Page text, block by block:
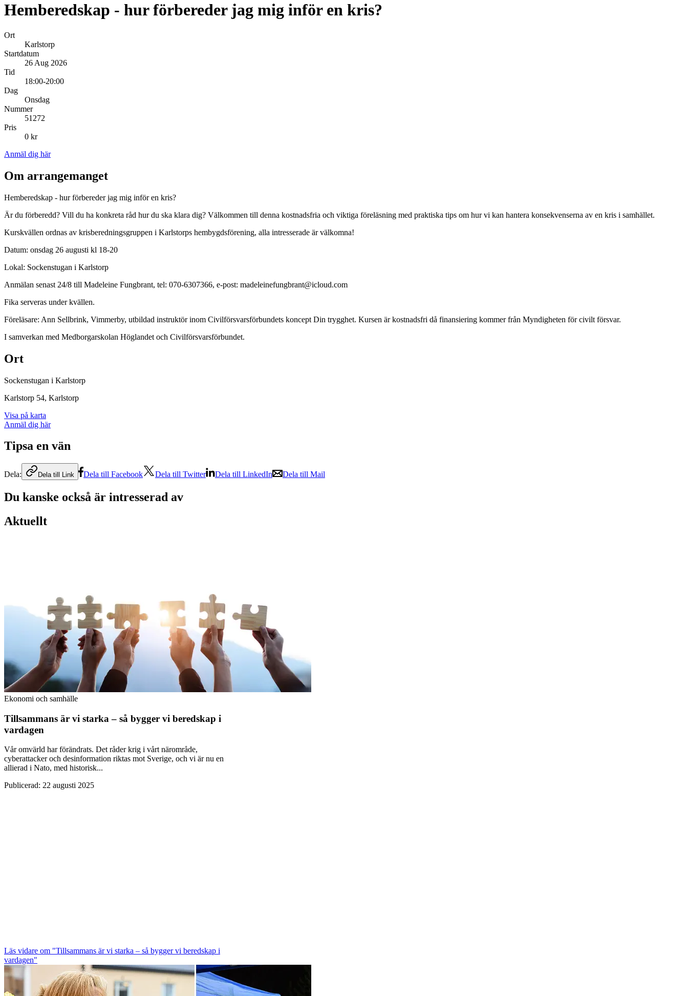
Hemberedskap - hur förbereder jag mig inför en kris?
Ort
Karlstorp
Startdatum
26 Aug 2026
Tid
18:00-20:00
Dag
Onsdag
Nummer
51272
Pris
0 kr
Anmäl dig här
Om arrangemanget
Hemberedskap - hur förbereder jag mig inför en kris?
Är du förberedd? Vill du ha konkreta råd hur du ska klara dig? Välkommen till denna kostnadsfria och viktiga föreläsning med praktiska tips om hur vi kan hantera konsekvenserna av en kris i samhället.
Kurskvällen ordnas av krisberedningsgruppen i Karlstorps hembygdsförening, alla intresserade är välkomna!
Datum: onsdag 26 augusti kl 18-20
Lokal: Sockenstugan i Karlstorp
Anmälan senast 24/8 till Madeleine Fungbrant, tel: 070-6307366, e-post: madeleinefungbrant@icloud.com
Fika serveras under kvällen.
Föreläsare: Ann Sellbrink, Vimmerby, utbildad instruktör inom Civilförsvarsförbundets koncept Din trygghet. Kursen är kostnadsfri då finansiering kommer från Myndigheten för civilt försvar.
I samverkan med Medborgarskolan Höglandet och Civilförsvarsförbundet.
Ort
Sockenstugan i Karlstorp
Karlstorp 54, Karlstorp
Visa på karta
Anmäl dig här
Tipsa en vän
Dela: Dela till Link Dela till Facebook Dela till Twitter Dela till LinkedIn Dela till Mail
Du kanske också är intresserad av
Aktuellt
Ekonomi och samhälle
Tillsammans är vi starka – så bygger vi beredskap i
vardagen
Vår omvärld har förändrats. Det råder krig i vårt närområde,
cyberattacker och desinformation riktas mot Sverige, och vi är nu en
allierad i Nato, med historisk...
Publicerad: 22 augusti 2025
Läs vidare om "Tillsammans är vi starka – så bygger vi beredskap i
vardagen"